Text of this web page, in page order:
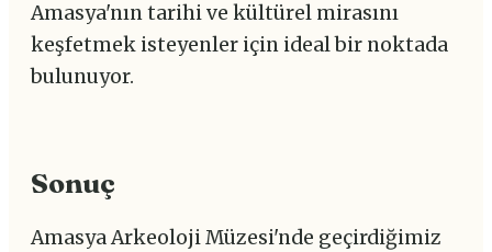
Amasya'nın tarihi ve kültürel mirasını
keşfetmek isteyenler için ideal bir noktada
bulunuyor.
Sonuç
Amasya Arkeoloji Müzesi'nde geçirdiğimiz